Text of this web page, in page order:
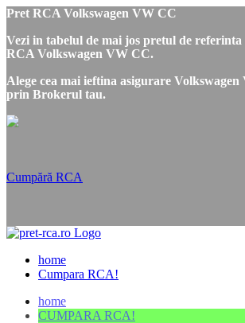
Pret RCA Volkswagen VW CC
Vezi in tabelul de mai jos pretul de
RCA Volkswagen VW CC.
Alege cea mai ieftina asigurare
prin Brokerul tau.
Cumpără RCA
home
Cumpara RCA!
home
CUMPARA RCA!